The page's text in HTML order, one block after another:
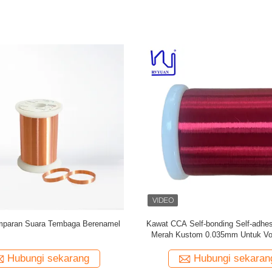
0.035mm CCA Wire Untuk
Hubungi sekarang
Super Tipis 0.035mm CCA Wire
Audio
Hubungi